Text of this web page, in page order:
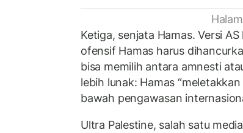
Ketiga, senjata Hamas. Versi
ofensif Hamas harus
bisa memilih antara amnesti
lebih lunak: Hamas
bawah pengawasan
Ultra Palestine, salah satu